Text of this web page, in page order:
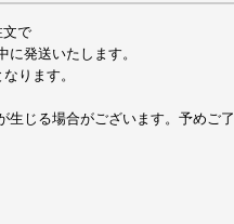
文で
発送いたします。
ります。
生じる場合がございます。予めご了